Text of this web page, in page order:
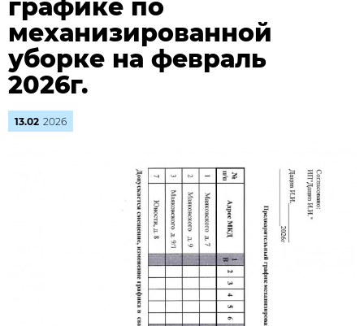
графике по
механизированной
уборке на февраль
2026г.
13.02 2026